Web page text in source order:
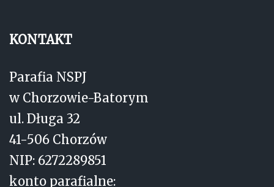
KONTAKT
Parafia NSPJ
w Chorzowie-Batorym
ul. Długa 32
41-506 Chorzów
NIP: 6272289851
konto parafialne: